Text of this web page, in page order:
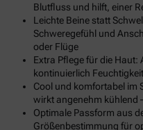
Blutfluss und hilft, einer
Leichte Beine statt
Schweregefühl und
oder Flüge
Extra Pflege für die Haut:
kontinuierlich
Cool und komfortabel im
wirkt angenehm kühlend
Optimale Passform aus
Größenbestimmung für